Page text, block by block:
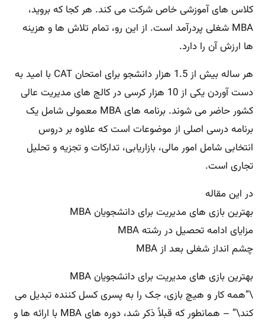
کلاس های آموزشی خاص شرکت می کند. هر کجا که بروید،
MBA شغلی پردرآمد است. از این رو، تمام تلاش ها و هزینه
ها ارزش آن را دارد.
هر ساله بیش از 1.5 هزار دانشجو برای امتحان CAT با امید به
دست آوردن یکی از 10 هزار کرسی در کالج های مدیریت عالی
کشور حاضر می شوند. برنامه های MBA معمولی شامل یک
برنامه درسی اصلی از موضوعات است که علاوه بر دروس
انتخابی شامل امور مالی، بازاریابی، تدارکات و تجزیه و تحلیل
تجاری است.
در این مقاله
بهترین بازی های مدیریت برای دانشجویان MBA
مزایای ادامه تحصیل در رشته MBA
چشم انداز شغلی بعد از MBA
بهترین بازی های مدیریت برای دانشجویان MBA
\”همه کار و هیچ بازی، جک را به پسری کسل کننده تبدیل می
کند\” – همانطور که قبلاً ذکر شد، دوره های MBA با ارائه ها و